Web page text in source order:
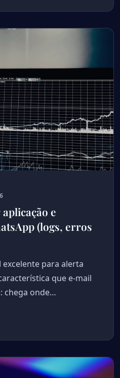
e
(logs, erros
para alerta
que e-mail
chega onde…